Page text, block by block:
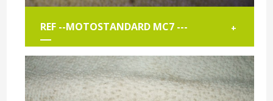
REF --MOTOSTANDARD MC7 --- +